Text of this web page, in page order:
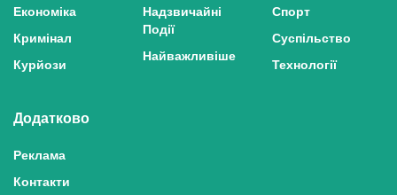
Економіка
Кримінал
Курйози
Надзвичайні
Події
Найважливіше
Спорт
Суспільство
Технології
Додатково
Реклама
Контакти